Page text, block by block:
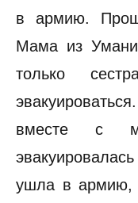
в армию.
Мама из
только
вместе с
ушла в армию,